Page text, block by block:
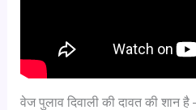
वेज पुलाव दिवाली की दावत की शान